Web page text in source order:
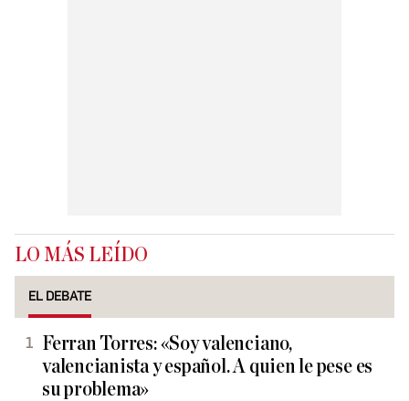
LO MÁS LEÍDO
EL DEBATE
Ferran Torres: «Soy valenciano,
valencianista y español. A quien le pese es
su problema»